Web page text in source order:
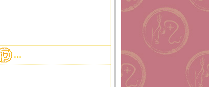
...